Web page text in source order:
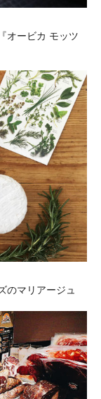
オービカ モッツ
のマリアージュ